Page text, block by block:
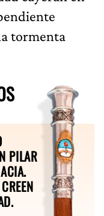
tormenta
PILAR